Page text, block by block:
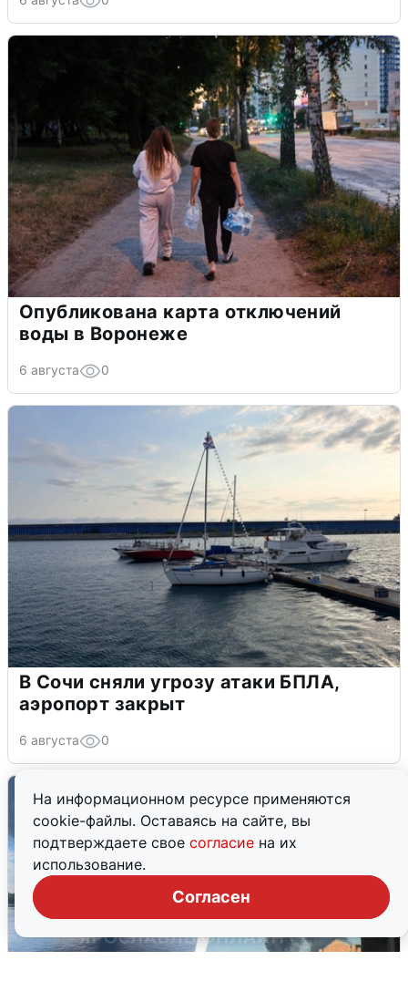
На информационном ресурсе применяются
cookie-файлы. Оставаясь на сайте, вы
подтверждаете свое согласие на их
использование.
Согласен
Опубликована карта отключений
воды в Воронеже
6 августа 0
В Сочи сняли угрозу атаки БПЛА,
аэропорт закрыт
6 августа 0